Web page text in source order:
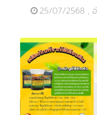
25/07/2568 ,